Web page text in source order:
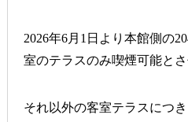
2026年6月1日より 本館側の
室のテラスのみ喫煙可能と
それ以外の客室テラスにつ